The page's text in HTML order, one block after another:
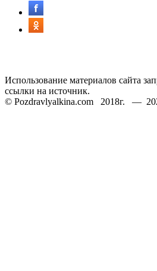
Использование материалов сайта
ссылки на источник.
© Pozdravlyalkina.com 2018г. —